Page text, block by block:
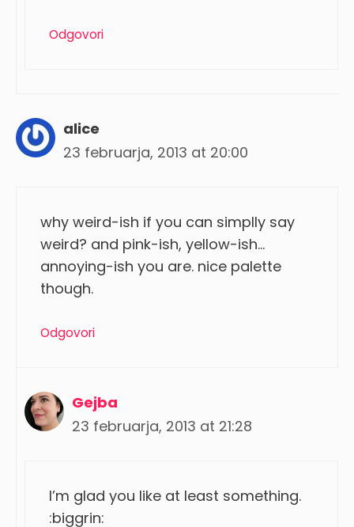
Odgovori
alice
23 februarja, 2013 at 20:00
why weird-ish if you can simplly say
weird? and pink-ish, yellow-ish…
annoying-ish you are. nice palette
though.
Odgovori
Gejba
23 februarja, 2013 at 21:28
I’m glad you like at least something.
:biggrin: